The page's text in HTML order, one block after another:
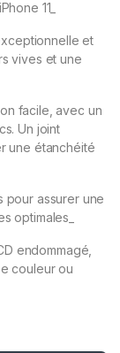
11_
et
vives et une
facile, avec un
Un joint
une étanchéité
pour assurer une
optimales_
endommagé,
couleur ou